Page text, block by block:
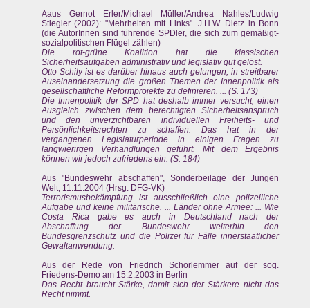
Aaus Gernot Erler/Michael Müller/Andrea Nahles/Ludwig
Stiegler (2002): "Mehrheiten mit Links". J.H.W. Dietz in Bonn
(die AutorInnen sind führende SPDler, die sich zum gemäßigt-
sozialpolitischen Flügel zählen)
Die rot-grüne Koalition hat die klassischen
Sicherheitsaufgaben administrativ und legislativ gut gelöst.
Otto Schily ist es darüber hinaus auch gelungen, in streitbarer
Auseinandersetzung die großen Themen der Innenpolitik als
gesellschaftliche Reformprojekte zu definieren. ... (S. 173)
Die Innenpolitik der SPD hat deshalb immer versucht, einen
Ausgleich zwischen dem berechtigten Sicherheitsanspruch
und den unverzichtbaren individuellen Freiheits- und
Persönlichkeitsrechten zu schaffen. Das hat in der
vergangenen Legislaturperiode in einigen Fragen zu
langwierirgen Verhandlungen geführt. Mit dem Ergebnis
können wir jedoch zufriedens ein. (S. 184)
Aus "Bundeswehr abschaffen", Sonderbeilage der Jungen
Welt, 11.11.2004 (Hrsg. DFG-VK)
Terrorismusbekämpfung ist ausschließlich eine polizeiliche
Aufgabe und keine militärische. ... Länder ohne Armee: ... Wie
Costa Rica gabe es auch in Deutschland nach der
Abschaffung der Bundeswehr weiterhin den
Bundesgrenzschutz und die Polizei für Fälle innerstaatlicher
Gewaltanwendung.
Aus der Rede von Friedrich Schorlemmer auf der sog.
Friedens-Demo am 15.2.2003 in Berlin
Das Recht braucht Stärke, damit sich der Stärkere nicht das
Recht nimmt.